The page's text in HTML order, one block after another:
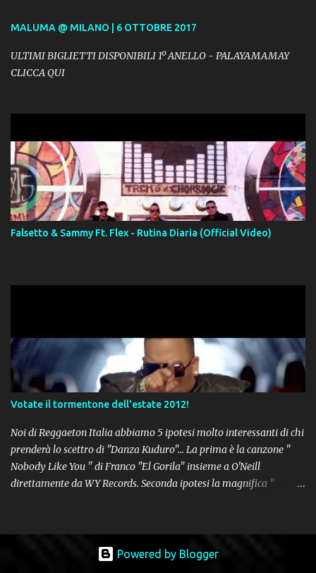
MALUMA @ MILANO | 6 OTTOBRE 2017
ULTIMI BIGLIETTI DISPONIBILI 1º ANELLO - PALAYAMAMAY
CLICCA QUI
Falsetto & Sammy Ft. Flex - Rutina Diaria (Official Video)
Votate il tormentone dell'estate 2012!
Noi di Reggaeton Italia abbiamo 5 ipotesi molto interessanti di chi
prenderà lo scettro di "Danza Kuduro"... La prima è la canzone "
Nobody Like You " di Franco "El Gorila" insieme a O'Neill
direttamente da WY Records. Seconda ipotesi la magnifica "
potenziali hits della prossima estate, " Follow The Leader " del trio
tutto portoricano Wisin & Yandel feat. Jennifer Lopez. Non poteva
Powered by Blogger